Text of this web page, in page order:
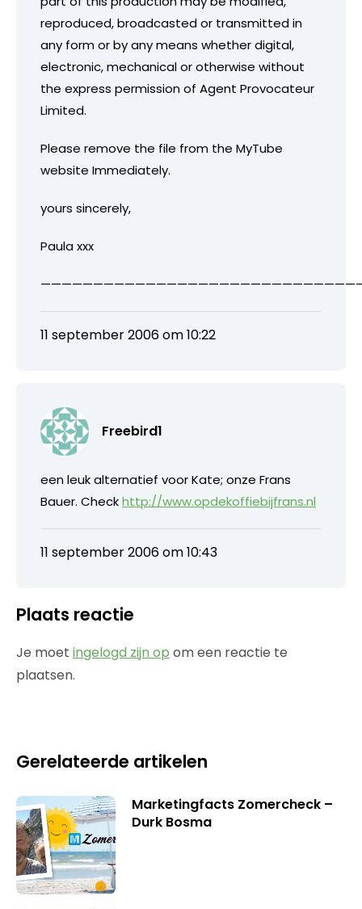
reproduced, broadcasted or transmitted in
any form or by any means whether digital,
electronic, mechanical or otherwise without
the express permission of Agent Provocateur
Limited.
Please remove the file from the MyTube
website Immediately.
yours sincerely,
Paula xxx
11 september 2006 om 10:22
Freebird1
een leuk alternatief voor Kate; onze Frans
Bauer. Checkhttp://www.opdekoffiebijfrans.nl
11 september 2006 om 10:43
Plaats reactie
Je moet ingelogd zijn op om een reactie te
plaatsen.
Gerelateerde artikelen
Marketingfacts Zomercheck –
Durk Bosma